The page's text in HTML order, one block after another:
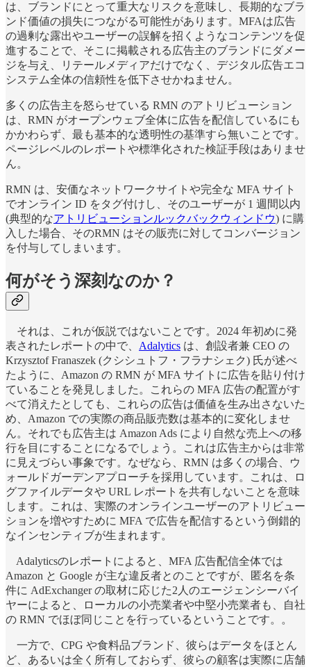
は、ブランドにとって重大なリスクを意味し、長期的なブラ
ンド価値の損失につながる可能性があります。MFAは広告
の過剰な露出やユーザーの誤解を招くようなコンテンツを促
進することで、そこに掲載される広告主のブランドにダメー
ジを与え、リテールメディアだけでなく、デジタル広告エコ
システム全体の信頼性を低下させかねません。
多くの広告主を怒らせている RMN のアトリビューション
は、RMN がオープンウェブ全体に広告を配信しているにも
かかわらず、最も基本的な透明性の基準すら無いことです。
ページレベルのレポートや標準化された検証手段はありませ
ん。
RMN は、安価なネットワークサイトや完全な MFA サイト
でオンライン ID をタグ付けし、そのユーザーが 1 週間以内
(典型的なアトリビューションルックバックウィンドウ) に購
入した場合、そのRMN はその販売に対してコンバージョン
を付与してしまいます。
何がそう深刻なのか？
それは、これが仮説ではないことです。2024 年初めに発
表されたレポートの中で、 Adalytics は、創設者兼 CEO の
Krzysztof Franaszek (クシシュトフ・フラナシェク) 氏が述べ
たように、Amazon の RMN が MFA サイトに広告を貼り付け
ていることを発見しました。これらの MFA 広告の配置がす
べて消えたとしても、これらの広告は価値を生み出さないた
め、Amazon での実際の商品販売数は基本的に変化しませ
ん。それでも広告主は Amazon Ads により自然な売上への移
行を目にすることになるでしょう。これは広告主からは非常
に見えづらい事象です。なぜなら、RMN は多くの場合、ウ
ォールドガーデンアプローチを採用しています。これは、ロ
グファイルデータや URL レポートを共有しないことを意味
します。これは、実際のオンラインユーザーのアトリビュー
ションを増やすために MFA で広告を配信するという倒錯的
なインセンティブが生まれます。
Adalyticsのレポートによると、MFA 広告配信全体では
Amazon と Google が主な違反者とのことですが、匿名を条
件に AdExchanger の取材に応じた2人のエージェンシーバイ
ヤーによると、ローカルの小売業者や中堅小売業者も、自社
の RMN でほぼ同じことを行っているということです。。
一方で、CPG や食料品ブランド、彼らはデータをほとん
ど、あるいは全く所有しておらず、彼らの顧客は実際に店舗